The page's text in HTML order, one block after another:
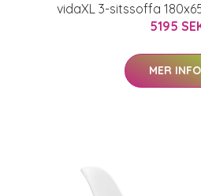
vidaXL 3-sitssoffa
5195
MER